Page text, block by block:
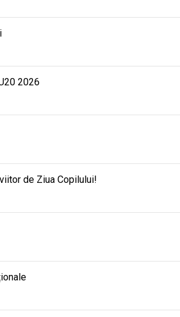
2026
de Ziua Copilului!